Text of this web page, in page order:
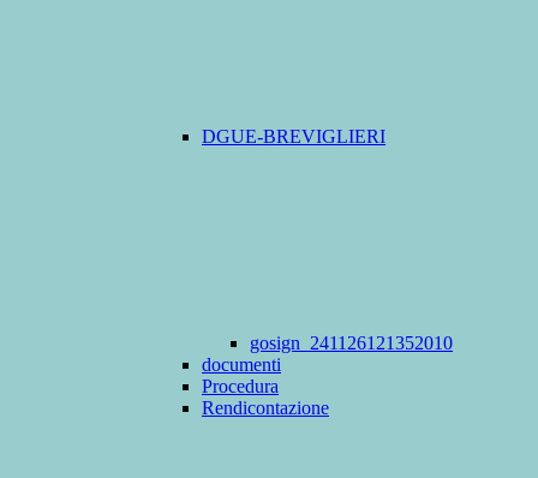
DGUE-BREVIGLIERI
gosign_241126121352010
documenti
Procedura
Rendicontazione